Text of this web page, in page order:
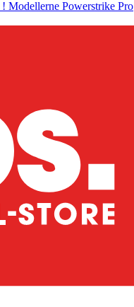
! Modellerne Powerstrike Pro